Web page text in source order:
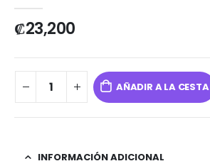
₡23,200
AÑADIR A LA CESTA
INFORMACIÓN ADICIONAL